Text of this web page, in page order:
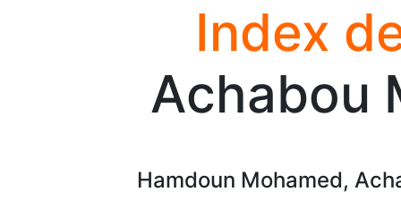
Index
Achabou
Hamdoun Mohamed,